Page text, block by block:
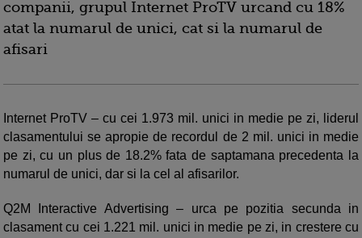
companii, grupul Internet ProTV urcand cu 18%
atat la numarul de unici, cat si la numarul de
afisari
Internet ProTV – cu cei 1.973 mil. unici in medie pe zi, liderul
clasamentului se apropie de recordul de 2 mil. unici in medie
pe zi, cu un plus de 18.2% fata de saptamana precedenta la
numarul de unici, dar si la cel al afisarilor.
Q2M Interactive Advertising – urca pe pozitia secunda in
clasament cu cei 1.221 mil. unici in medie pe zi, in crestere cu